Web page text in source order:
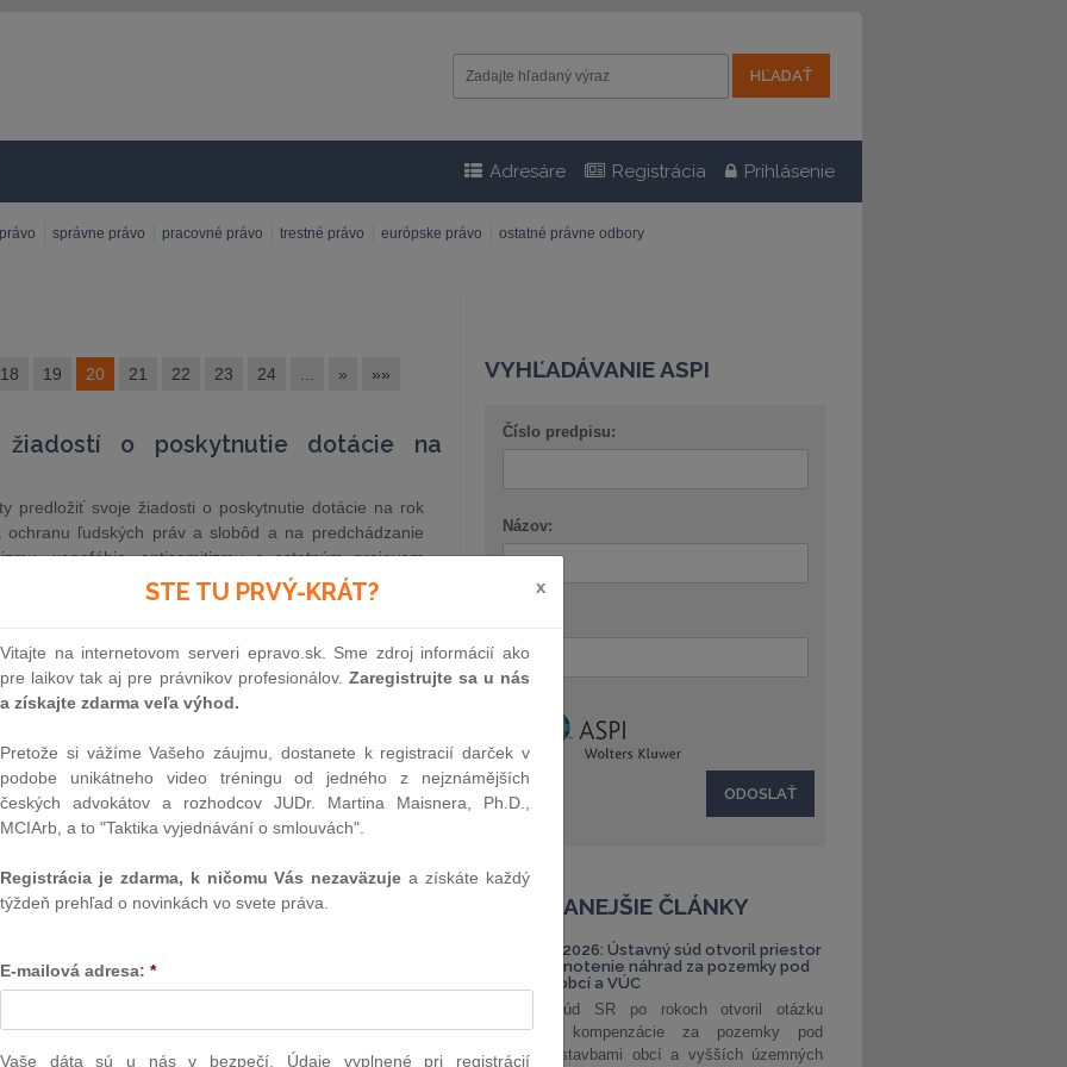
Adresáre Registrácia Prihlásenie
správne právo pracovné právo trestné právo európske právo ostatné právne odbory
18 19 20 21 22 23 24 » »»
žiadostí o poskytnutie dotácie na
predložiť svoje žiadosti o poskytnutie dotácie na rok
ľudských práv a slobôd a na predchádzanie
xenofóbie, antisemitizmu a ostatným prejavom
poštou je rozhodujúci údaj na poštovej…
prístup k riadeniu firmy
podnikania by mal byť dôležitou súčasťou aj
bez zbytočných nákladov?
4.2.2025
týkajúce sa odposluchov | Vláda schválila súbor
s LOZ | Monitorovacia skupina pre právny štát sa
kandidátku na sudkyňu Ústavného súdu | Žiadosti o
do februára | Najvyšší súd nepriznal…
VYHĽADÁVANIE ASPI
Číslo predpisu:
Názov:
NAJČÍTANEJŠIE ČLÁNKY
PLz. ÚS 1/2026: Ústavný súd otvoril priestor
na prehodnotenie náhrad za pozemky pod
stavbami obcí a VÚC
Ústavný súd SR po rokoch otvoril otázku
primeranej kompenzácie za pozemky pod
verejnými stavbami obcí a vyšších územných
STE TU PRVÝ-KRÁT? x
Vitajte na internetovom serveri epravo.sk. Sme zdroj informácií ako
pre laikov tak aj pre právnikov profesionálov. Zaregistrujte sa u nás
a získajte zdarma veľa výhod.
Pretože si vážíme Vašeho záujmu, dostanete k registracií darček v
podobe unikátneho video tréningu od jedného z nejznámějších
českých advokátov a rozhodcov JUDr. Martina Maisnera, Ph.D.,
MCIArb, a to "Taktika vyjednávání o smlouvách".
Registrácia je zdarma, k ničomu Vás nezaväzuje a získáte každý
týždeň prehľad o novinkách vo svete práva.
E-mailová adresa: *
Vaše dáta sú u nás v bezpečí. Údaje vyplnené pri registrácií